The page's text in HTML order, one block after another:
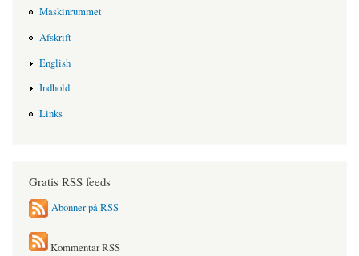
Maskinrummet
Afskrift
English
Indhold
Links
Gratis RSS feeds
Abonner på RSS
Kommentar RSS